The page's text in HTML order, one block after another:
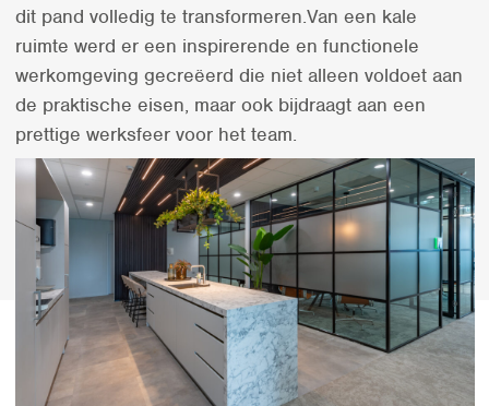
dit pand volledig te transformeren.Van een kale
ruimte werd er een inspirerende en functionele
werkomgeving gecreëerd die niet alleen voldoet aan
de praktische eisen, maar ook bijdraagt aan een
prettige werksfeer voor het team.